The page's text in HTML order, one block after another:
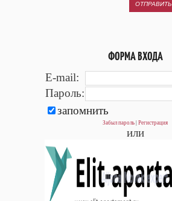
ОТПРАВИТЬ
ФОРМА ВХОДА
E-mail:
Пароль:
запомнить
Забыл пароль Регистрация
или